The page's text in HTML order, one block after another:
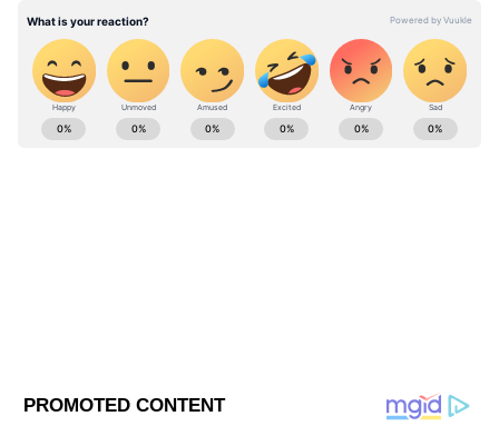
Lifestyle Tips & Articles in Bangla (লাইফস্টাইল
লিখতে আগ্রহী। এর পাশাপাশি লাইফস্টাইল ও অফবিট নিউজ
লিখতে পছন্দ করেন। পছন্দের বিষয়-- রাজনীতি, লাইফস্টাইল,